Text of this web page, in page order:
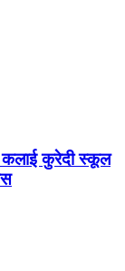
कुरेदी स्कूल